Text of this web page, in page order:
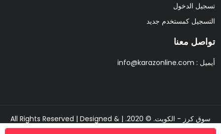
تسجيل الدخول
التسجيل كمستخدم جديد
تواصل معنا
أيميل : info@karazonline.com
سوق كرز - الكويت. © 2020. | All Rights Reserved | Designed &
Developed ByPixipine